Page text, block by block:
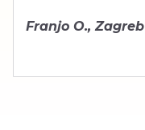
Franjo O., Zagreb